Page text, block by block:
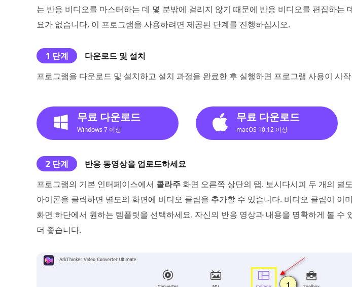
는 반응 비디오를 마스터하는 데 몇 분밖에 걸리지 않기 때문에 반응 비디오를 편집하는
요가 없습니다. 이 프로그램을 사용하려면 제공된 단계를 진행하십시오.
1 단계
다운로드 및 설치
프로그램을 다운로드 및 설치하고 설치 과정을 완료한 후 실행하면 프로그램 사용이 시
무료 다운로드
Windows 7 이상
무료 다운로드
macOS 10.12 이상
2 단계
반응 동영상을 업로드하세요
프로그램의 기본 인터페이스에서 콜라주 화면 오른쪽 상단의 탭. 보시다시피 두 개의 별
아이콘을 클릭하면 별도의 화면에 비디오 클립을 추가할 수 있습니다. 비디오 클립이 이
화면 하단에서 원하는 템플릿을 선택하세요. 자신의 반응 영상과 내용을 명확하게 볼 수
더 좋습니다.